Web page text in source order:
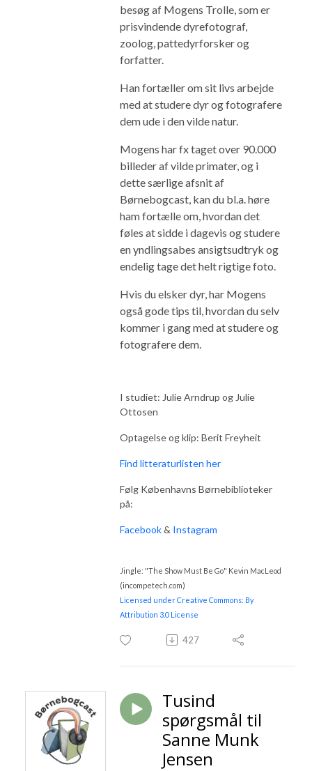
besøg af Mogens Trolle, som er
prisvindende dyrefotograf,
zoolog, pattedyrforsker og
forfatter.
Han fortæller om sit livs arbejde
med at studere dyr og fotografere
dem ude i den vilde natur.
Mogens har fx taget over 90.000
billeder af vilde primater, og i
dette særlige afsnit af
Børnebogcast, kan du bl.a. høre
ham fortælle om, hvordan det
føles at sidde i dagevis og studere
en yndlingsabes ansigtsudtryk og
endelig tage det helt rigtige foto.
Hvis du elsker dyr, har Mogens
også gode tips til, hvordan du selv
kommer i gang med at studere og
fotografere dem.
I studiet: Julie Arndrup og Julie
Ottosen
Optagelse og klip: Berit Freyheit
Find litteraturlisten her
Følg Københavns Børnebiblioteker
på:
Facebook& Instagram
Jingle: "The Show Must Be Go" Kevin MacLeod
(incompetech.com)
Licensed under Creative Commons: By
Attribution 3.0 License
427
Tusind
spørgsmål til
Sanne Munk
Jensen